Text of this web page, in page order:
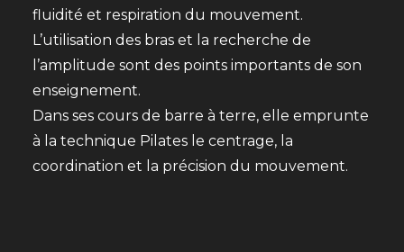
fluidité et respiration du mouvement.
L’utilisation des bras et la recherche de
l’amplitude sont des points importants de son
enseignement.
Dans ses cours de barre à terre, elle emprunte
à la technique Pilates le centrage, la
coordination et la précision du mouvement.